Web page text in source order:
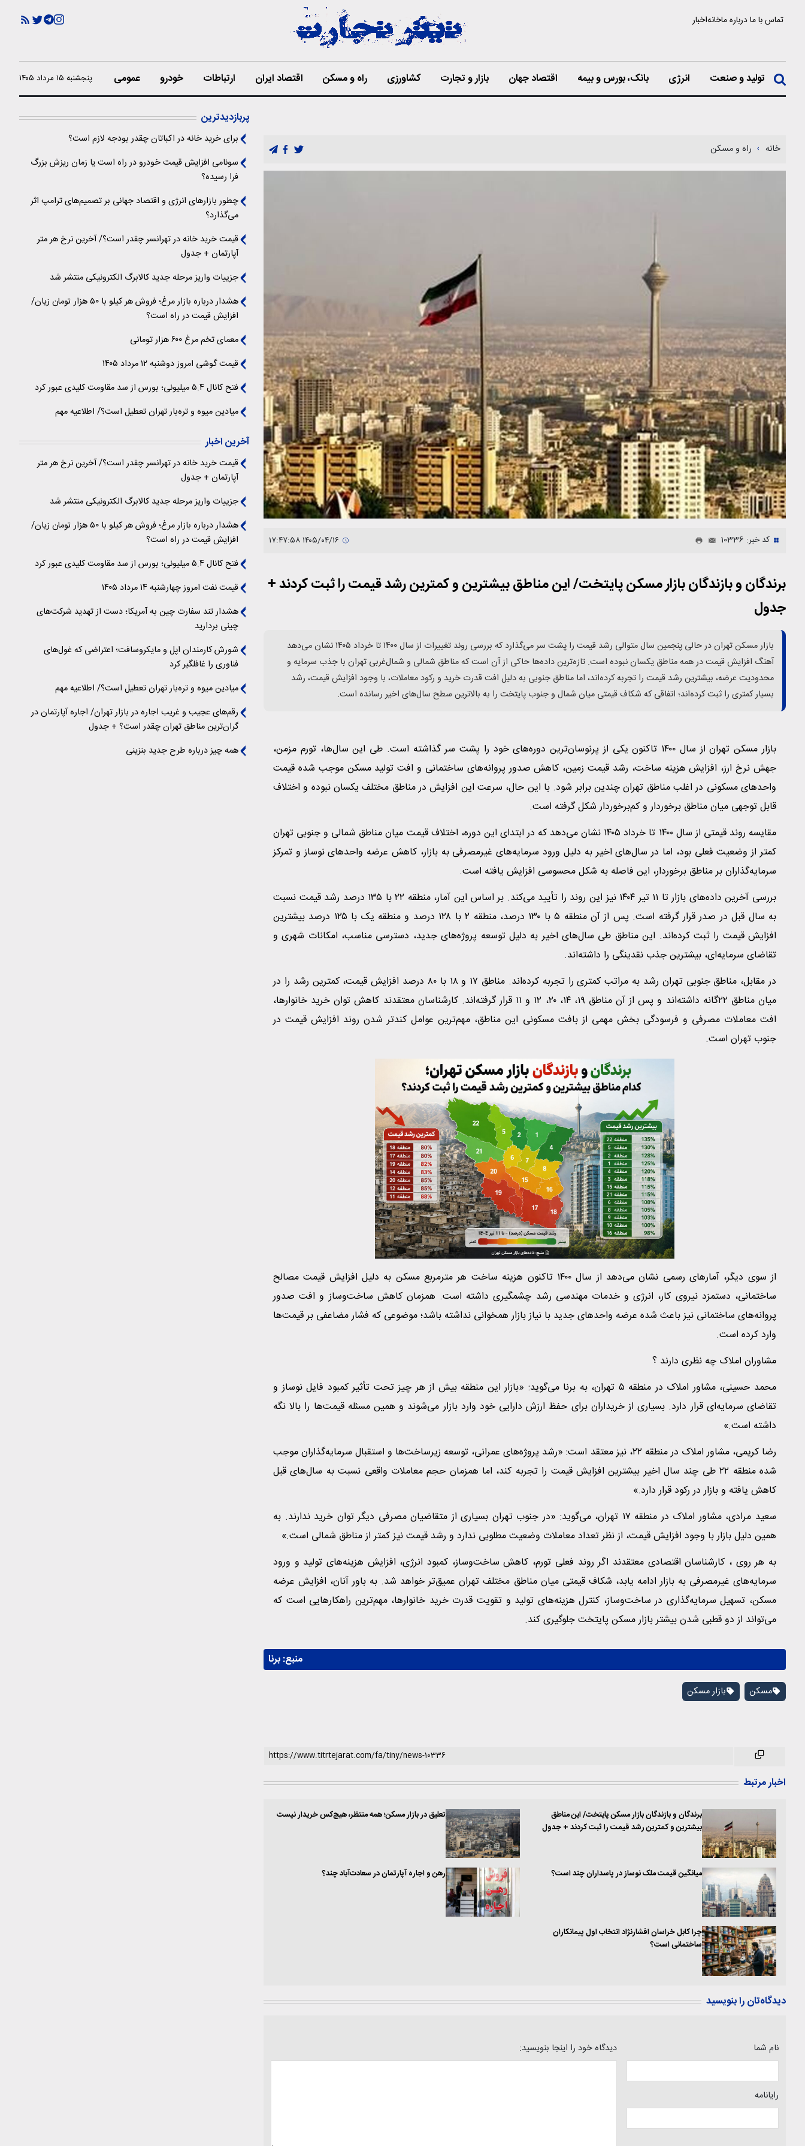
تماس با مادرباره ماخانهاخبار
تولید و صنعت انرژی بانک، بورس و بیمه اقتصاد جهان بازار و تجارت کشاورزی راه و مسکن اقتصاد ایران ارتباطات خودرو عمومی پنجشنبه ۱۵ مرداد ۱۴۰۵
خانه راه و مسکن
کد خبر: 10336
برندگان و بازندگان بازار مسکن پایتخت/ این مناطق بیشترین و کمترین رشد قیمت را ثبت کردند +
جدول
بازار مسکن تهران در حالی پنجمین سال متوالی رشد قیمت را پشت سر می‌گذارد که بررسی روند تغییرات از سال ۱۴۰۰ تا خرداد ۱۴۰۵ نشان می‌دهد
آهنگ افزایش قیمت در همه مناطق یکسان نبوده است. تازه‌ترین داده‌ها حاکی از آن است که مناطق شمالی و شمال‌غربی تهران با جذب سرمایه و
محدودیت عرضه، بیشترین رشد قیمت را تجربه کرده‌اند، اما مناطق جنوبی به دلیل افت قدرت خرید و رکود معاملات، با وجود افزایش قیمت، رشد
بسیار کمتری را ثبت کرده‌اند؛ اتفاقی که شکاف قیمتی میان شمال و جنوب پایتخت را به بالاترین سطح سال‌های اخیر رسانده است.
بازار مسکن تهران از سال ۱۴۰۰ تاکنون یکی از پرنوسان‌ترین دوره‌های خود را پشت سر گذاشته است. طی این سال‌ها، تورم مزمن،
جهش نرخ ارز، افزایش هزینه ساخت، رشد قیمت زمین، کاهش صدور پروانه‌های ساختمانی و افت تولید مسکن موجب شده قیمت
واحدهای مسکونی در اغلب مناطق تهران چندین برابر شود. با این حال، سرعت این افزایش در مناطق مختلف یکسان نبوده و اختلاف
قابل توجهی میان مناطق برخوردار و کم‌برخوردار شکل گرفته است.
مقایسه روند قیمتی از سال ۱۴۰۰ تا خرداد ۱۴۰۵ نشان می‌دهد که در ابتدای این دوره، اختلاف قیمت میان مناطق شمالی و جنوبی تهران
کمتر از وضعیت فعلی بود، اما در سال‌های اخیر به دلیل ورود سرمایه‌های غیرمصرفی به بازار، کاهش عرضه واحدهای نوساز و تمرکز
سرمایه‌گذاران بر مناطق برخوردار، این فاصله به شکل محسوسی افزایش یافته است.
بررسی آخرین داده‌های بازار تا ۱۱ تیر ۱۴۰۴ نیز این روند را تأیید می‌کند. بر اساس این آمار، منطقه ۲۲ با ۱۳۵ درصد رشد قیمت نسبت
به سال قبل در صدر قرار گرفته است. پس از آن منطقه ۵ با ۱۳۰ درصد، منطقه ۲ با ۱۲۸ درصد و منطقه یک با ۱۲۵ درصد بیشترین
افزایش قیمت را ثبت کرده‌اند. این مناطق طی سال‌های اخیر به دلیل توسعه پروژه‌های جدید، دسترسی مناسب، امکانات شهری و
تقاضای سرمایه‌ای، بیشترین جذب نقدینگی را داشته‌اند.
در مقابل، مناطق جنوبی تهران رشد به مراتب کمتری را تجربه کرده‌اند. مناطق ۱۷ و ۱۸ با ۸۰ درصد افزایش قیمت، کمترین رشد را در
میان مناطق ۲۲گانه داشته‌اند و پس از آن مناطق ۱۹، ۱۴، ۲۰، ۱۲ و ۱۱ قرار گرفته‌اند. کارشناسان معتقدند کاهش توان خرید خانوارها،
افت معاملات مصرفی و فرسودگی بخش مهمی از بافت مسکونی این مناطق، مهم‌ترین عوامل کندتر شدن روند افزایش قیمت در
جنوب تهران است.
از سوی دیگر، آمارهای رسمی نشان می‌دهد از سال ۱۴۰۰ تاکنون هزینه ساخت هر مترمربع مسکن به دلیل افزایش قیمت مصالح
ساختمانی، دستمزد نیروی کار، انرژی و خدمات مهندسی رشد چشمگیری داشته است. همزمان کاهش ساخت‌وساز و افت صدور
پروانه‌های ساختمانی نیز باعث شده عرضه واحدهای جدید با نیاز بازار همخوانی نداشته باشد؛ موضوعی که فشار مضاعفی بر قیمت‌ها
وارد کرده است.
مشاوران املاک چه نظری دارند ؟
محمد حسینی، مشاور املاک در منطقه ۵ تهران، به برنا می‌گوید: «بازار این منطقه بیش از هر چیز تحت تأثیر کمبود فایل نوساز و
تقاضای سرمایه‌ای قرار دارد. بسیاری از خریداران برای حفظ ارزش دارایی خود وارد بازار می‌شوند و همین مسئله قیمت‌ها را بالا نگه
داشته است.»
رضا کریمی، مشاور املاک در منطقه ۲۲، نیز معتقد است: «رشد پروژه‌های عمرانی، توسعه زیرساخت‌ها و استقبال سرمایه‌گذاران موجب
شده منطقه ۲۲ طی چند سال اخیر بیشترین افزایش قیمت را تجربه کند، اما همزمان حجم معاملات واقعی نسبت به سال‌های قبل
کاهش یافته و بازار در رکود قرار دارد.»
سعید مرادی، مشاور املاک در منطقه ۱۷ تهران، می‌گوید: «در جنوب تهران بسیاری از متقاضیان مصرفی دیگر توان خرید ندارند. به
همین دلیل بازار با وجود افزایش قیمت، از نظر تعداد معاملات وضعیت مطلوبی ندارد و رشد قیمت نیز کمتر از مناطق شمالی است.»
به هر روی ، کارشناسان اقتصادی معتقدند اگر روند فعلی تورم، کاهش ساخت‌وساز، کمبود انرژی، افزایش هزینه‌های تولید و ورود
سرمایه‌های غیرمصرفی به بازار ادامه یابد، شکاف قیمتی میان مناطق مختلف تهران عمیق‌تر خواهد شد. به باور آنان، افزایش عرضه
مسکن، تسهیل سرمایه‌گذاری در ساخت‌وساز، کنترل هزینه‌های تولید و تقویت قدرت خرید خانوارها، مهم‌ترین راهکارهایی است که
می‌تواند از دو قطبی شدن بیشتر بازار مسکن پایتخت جلوگیری کند.
منبع:برنا
مسکن بازار مسکن
اخبار مرتبط
برندگان و بازندگان بازار مسکن پایتخت/ این مناطق
بیشترین و کمترین رشد قیمت را ثبت کردند + جدول
تعلیق در بازار مسکن؛ همه منتظر، هیچ‌کس خریدار نیست
میانگین قیمت ملک نوساز در پاسداران چند است؟ رهن و اجاره آپارتمان در سعادت‌آباد چند؟
چرا کابل خراسان افشارنژاد انتخاب اول پیمانکاران
ساختمانی است؟
دیدگاه‌تان را بنویسید
نام شما
رایانامه
دیدگاه خود را اینجا بنویسید:
پربازدیدترین
برای خرید خانه در اکباتان چقدر بودجه لازم است؟
سونامی افزایش قیمت خودرو در راه است یا زمان ریزش بزرگ
فرا رسیده؟
چطور بازارهای انرژی و اقتصاد جهانی بر تصمیم‌های ترامپ اثر
می‌گذارد؟
قیمت خرید خانه در تهرانسر چقدر است؟/ آخرین نرخ هر متر
آپارتمان + جدول
جزییات واریز مرحله جدید کالابرگ الکترونیکی منتشر شد
هشدار درباره بازار مرغ؛ فروش هر کیلو با ۵۰ هزار تومان زیان/
افزایش قیمت در راه است؟
معمای تخم مرغ ۶۰۰ هزار تومانی
قیمت گوشی امروز دوشنبه ۱۲ مرداد ۱۴۰۵
فتح کانال ۵.۴ میلیونی؛ بورس از سد مقاومت کلیدی عبور کرد
میادین میوه و تره‌بار تهران تعطیل است؟/ اطلاعیه مهم
آخرین اخبار
قیمت خرید خانه در تهرانسر چقدر است؟/ آخرین نرخ هر متر
آپارتمان + جدول
جزییات واریز مرحله جدید کالابرگ الکترونیکی منتشر شد
هشدار درباره بازار مرغ؛ فروش هر کیلو با ۵۰ هزار تومان زیان/
افزایش قیمت در راه است؟
فتح کانال ۵.۴ میلیونی؛ بورس از سد مقاومت کلیدی عبور کرد
قیمت نفت امروز چهارشنبه ۱۴ مرداد ۱۴۰۵
هشدار تند سفارت چین به آمریکا؛ دست از تهدید شرکت‌های
چینی بردارید
شورش کارمندان اپل و مایکروسافت؛ اعتراضی که غول‌های
فناوری را غافلگیر کرد
میادین میوه و تره‌بار تهران تعطیل است؟/ اطلاعیه مهم
رقم‌های عجیب و غریب اجاره در بازار تهران/ اجاره آپارتمان در
گران‌ترین مناطق تهران چقدر است؟ + جدول
همه چیز درباره طرح جدید بنزینی